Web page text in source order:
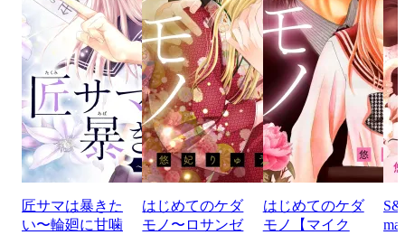
匠サマは暴きた
い〜輪廻に甘噛
はじめてのケダ
モノ〜ロサンゼ
はじめてのケダ
モノ【マイク